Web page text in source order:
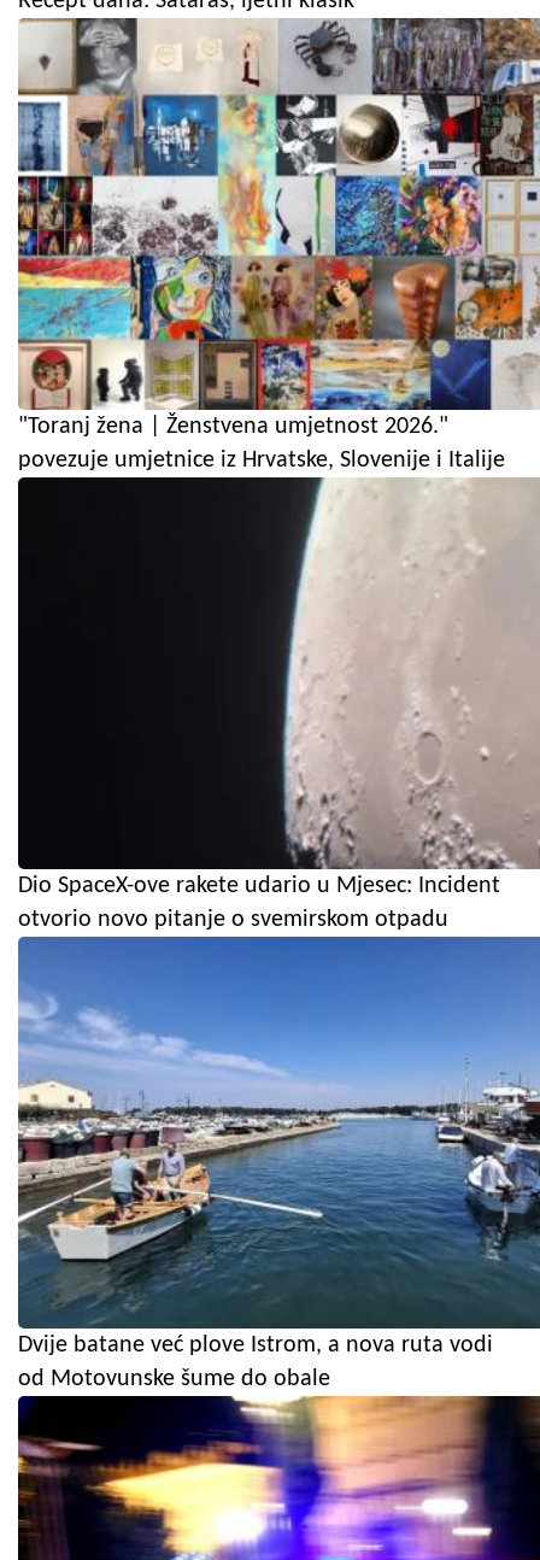
"Toranj žena | Ženstvena umjetnost 2026."
povezuje umjetnice iz Hrvatske, Slovenije i Italije
Dio SpaceX-ove rakete udario u Mjesec: Incident
otvorio novo pitanje o svemirskom otpadu
Dvije batane već plove Istrom, a nova ruta vodi
od Motovunske šume do obale